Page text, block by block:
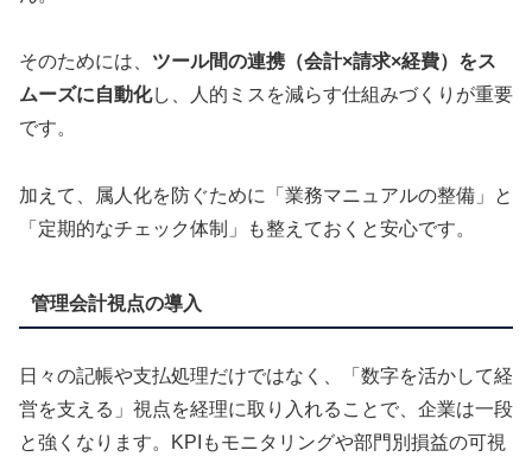
そのためには、 ツール間の連携（会計×請求×経費）をス
ムーズに自動化し、人的ミスを減らす仕組みづくりが重要
です。
加えて、属人化を防ぐために「業務マニュアルの整備」と
「定期的なチェック体制」も整えておくと安心です。
管理会計視点の導入
日々の記帳や支払処理だけではなく、「数字を活かして経
営を支える」視点を経理に取り入れることで、企業は一段
と強くなります。KPIもモニタリングや部門別損益の可視